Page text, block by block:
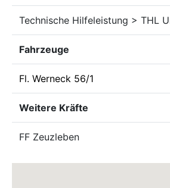
Technische Hilfeleistung > THL
Fahrzeuge
Fl. Werneck 56/1
Weitere Kräfte
FF Zeuzleben